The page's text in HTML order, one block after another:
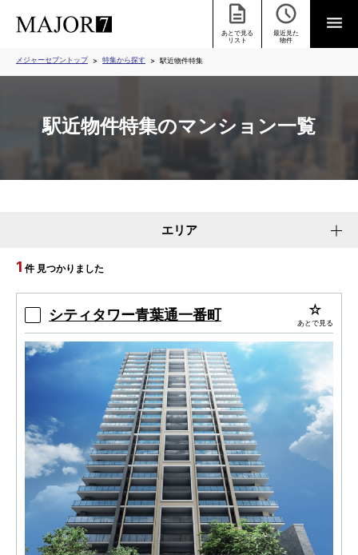
あとで見る
リスト
最近見た
物件
メジャーセブントップ 特集から探す 駅近物件特集
駅近物件特集のマンション一覧
エリア
1 件 見つかりました
シティタワー青葉通一番町 あとで見る